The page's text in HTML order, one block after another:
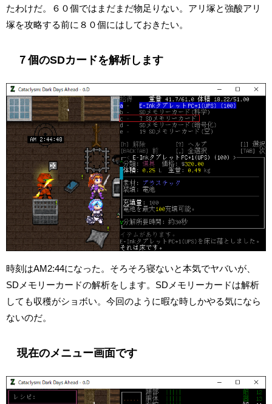
たわけだ。６０個ではまだまだ物足りない。アリ塚と強酸アリ
塚を攻略する前に８０個にはしておきたい。
７個のSDカードを解析します
時刻はAM2:44になった。そろそろ寝ないと本気でヤバいが、
SDメモリーカードの解析をします。SDメモリーカードは解析
しても収穫がショボい。今回のように暇な時しかやる気になら
ないのだ。
現在のメニュー画面です